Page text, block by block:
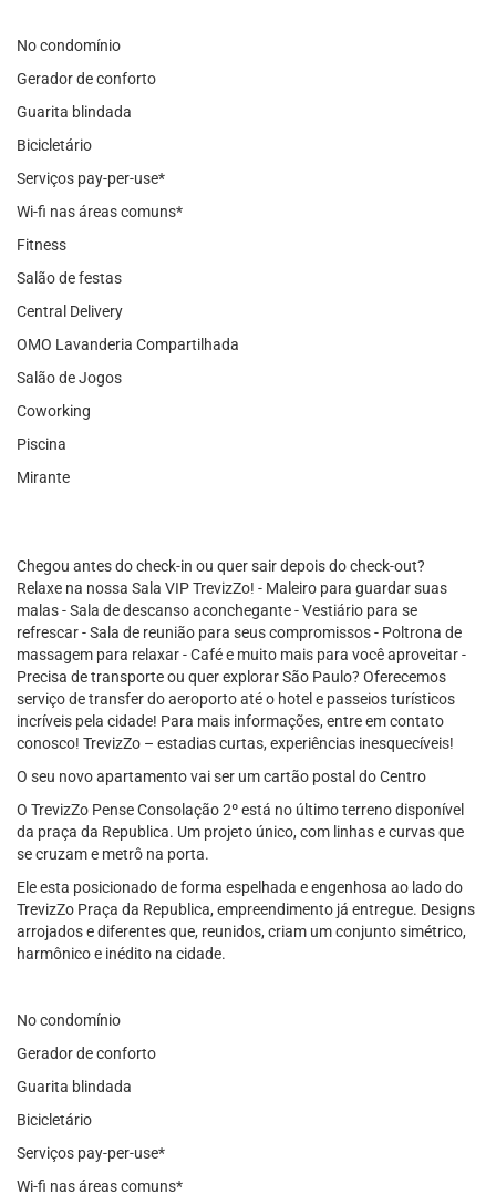
No condomínio
Gerador de conforto
Guarita blindada
Bicicletário
Serviços pay-per-use*
Wi-fi nas áreas comuns*
Fitness
Salão de festas
Central Delivery
OMO Lavanderia Compartilhada
Salão de Jogos
Coworking
Piscina
Mirante
Chegou antes do check-in ou quer sair depois do check-out?
Relaxe na nossa Sala VIP TrevizZo! - Maleiro para guardar suas
malas - Sala de descanso aconchegante - Vestiário para se
refrescar - Sala de reunião para seus compromissos - Poltrona de
massagem para relaxar - Café e muito mais para você aproveitar -
Precisa de transporte ou quer explorar São Paulo? Oferecemos
serviço de transfer do aeroporto até o hotel e passeios turísticos
incríveis pela cidade! Para mais informações, entre em contato
conosco! TrevizZo – estadias curtas, experiências inesquecíveis!
O seu novo apartamento vai ser um cartão postal do Centro
O TrevizZo Pense Consolação 2º está no último terreno disponível
da praça da Republica. Um projeto único, com linhas e curvas que
se cruzam e metrô na porta.
Ele esta posicionado de forma espelhada e engenhosa ao lado do
TrevizZo Praça da Republica, empreendimento já entregue. Designs
arrojados e diferentes que, reunidos, criam um conjunto simétrico,
harmônico e inédito na cidade.
No condomínio
Gerador de conforto
Guarita blindada
Bicicletário
Serviços pay-per-use*
Wi-fi nas áreas comuns*